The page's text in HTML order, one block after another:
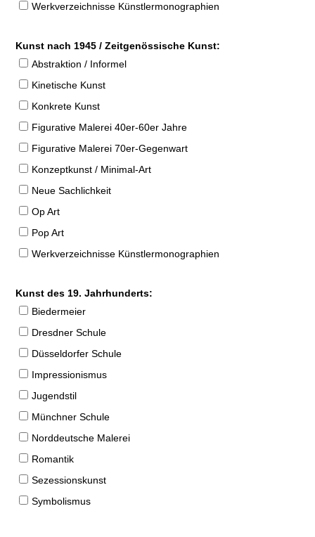
Werkverzeichnisse Künstlermonographien
Kunst nach 1945 / Zeitgenössische Kunst:
Abstraktion / Informel
Kinetische Kunst
Konkrete Kunst
Figurative Malerei 40er-60er Jahre
Figurative Malerei 70er-Gegenwart
Konzeptkunst / Minimal-Art
Neue Sachlichkeit
Op Art
Pop Art
Werkverzeichnisse Künstlermonographien
Kunst des 19. Jahrhunderts:
Biedermeier
Dresdner Schule
Düsseldorfer Schule
Impressionismus
Jugendstil
Münchner Schule
Norddeutsche Malerei
Romantik
Sezessionskunst
Symbolismus